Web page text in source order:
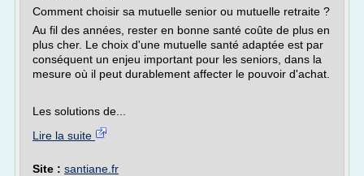
Comment choisir sa mutuelle senior ou mutuelle retraite ?
Au fil des années, rester en bonne santé coûte de plus en
plus cher. Le choix d'une mutuelle santé adaptée est par
conséquent un enjeu important pour les seniors, dans la
mesure où il peut durablement affecter le pouvoir d'achat.
Les solutions de...
Lire la suite
Site : santiane.fr